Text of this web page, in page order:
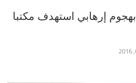
الأردن: مقتل 5 بهجوم إرهابي استهدف مكتبا